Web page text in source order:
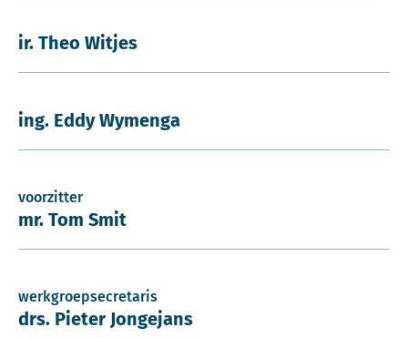
ir. Theo Witjes
ing. Eddy Wymenga
voorzitter
mr. Tom Smit
werkgroepsecretaris
drs. Pieter Jongejans